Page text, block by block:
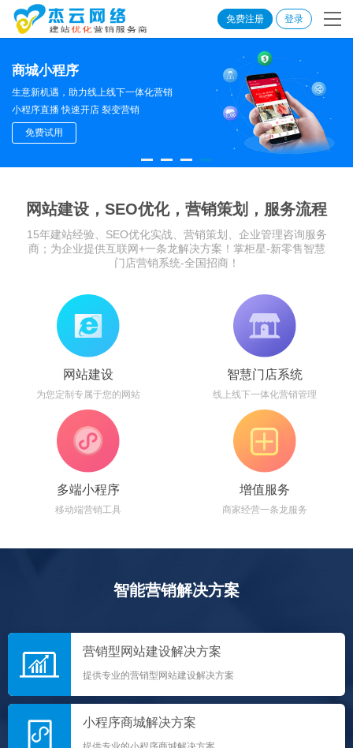
免费注册 登录
商城小程序
生意新机遇，助力线上线下一体化营销
小程序直播 快速开店 裂变营销
免费试用
网站建设，SEO优化，营销策划，服务流程
15年建站经验、SEO优化实战、营销策划、企业管理咨询服务
商；为企业提供互联网+一条龙解决方案！掌柜星-新零售智慧
门店营销系统-全国招商！
网站建设
为您定制专属于您的网站
智慧门店系统
线上线下一体化营销管理
多端小程序
移动端营销工具
增值服务
商家经营一条龙服务
智能营销解决方案
营销型网站建设解决方案
提供专业的营销型网站建设解决方案
小程序商城解决方案